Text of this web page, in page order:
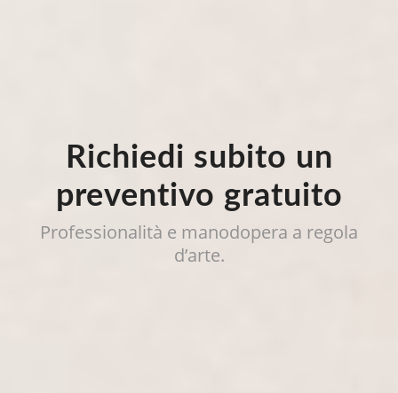
Richiedi subito un
preventivo gratuito
Professionalità e manodopera a regola
d’arte.